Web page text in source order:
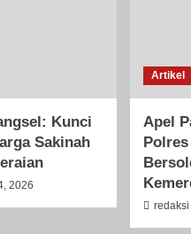
Kunci
Sakinah
2026
Artikel
Apel
redaksi